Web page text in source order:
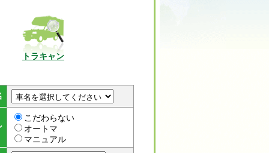
トラキャン
こだわらない
オートマ
マニュアル